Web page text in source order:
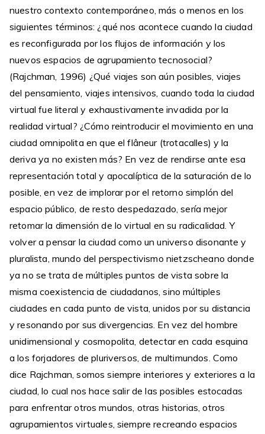
nuestro contexto contemporáneo, más o menos en los
siguientes términos: ¿qué nos acontece cuando la ciudad
es reconfigurada por los flujos de información y los
nuevos espacios de agrupamiento tecnosocial?
(Rajchman, 1996) ¿Qué viajes son aún posibles, viajes
del pensamiento, viajes intensivos, cuando toda la ciudad
virtual fue literal y exhaustivamente invadida por la
realidad virtual? ¿Cómo reintroducir el movimiento en una
ciudad omnipolita en que el flâneur (trotacalles) y la
deriva ya no existen más? En vez de rendirse ante esa
representación total y apocalíptica de la saturación de lo
posible, en vez de implorar por el retorno simplón del
espacio público, de resto despedazado, sería mejor
retomar la dimensión de lo virtual en su radicalidad. Y
volver a pensar la ciudad como un universo disonante y
pluralista, mundo del perspectivismo nietzscheano donde
ya no se trata de múltiples puntos de vista sobre la
misma coexistencia de ciudadanos, sino múltiples
ciudades en cada punto de vista, unidos por su distancia
y resonando por sus divergencias. En vez del hombre
unidimensional y cosmopolita, detectar en cada esquina
a los forjadores de pluriversos, de multimundos. Como
dice Rajchman, somos siempre interiores y exteriores a la
ciudad, lo cual nos hace salir de las posibles estocadas
para enfrentar otros mundos, otras historias, otros
agrupamientos virtuales, siempre recreando espacios